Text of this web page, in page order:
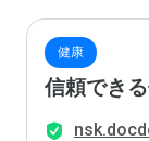
健康
信頼でき